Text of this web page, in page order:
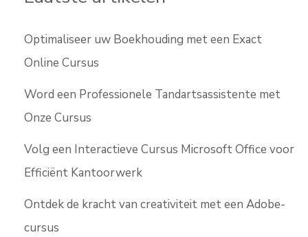
Optimaliseer uw Boekhouding met een Exact
Online Cursus
Word een Professionele Tandartsassistente met
Onze Cursus
Volg een Interactieve Cursus Microsoft Office voor
Efficiënt Kantoorwerk
Ontdek de kracht van creativiteit met een Adobe-
cursus